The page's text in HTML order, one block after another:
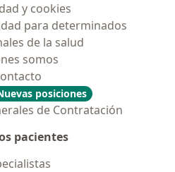
y cookies
para determinados
de la salud
somos
posiciones
de Contratación
pacientes